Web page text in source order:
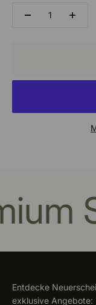
Entdecke
exklusive Angebote: